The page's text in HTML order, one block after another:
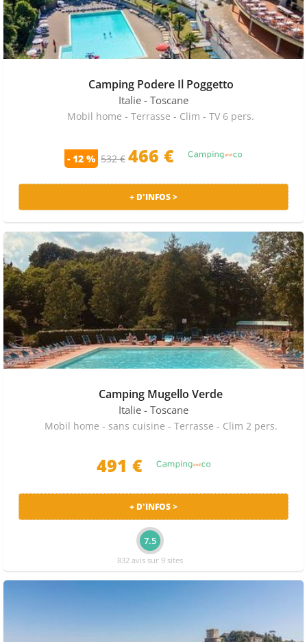
Camping Podere Il Poggetto
Italie - Toscane
Mobil home - Terrasse - Clim - TV 6 pers.
- 12 % 532 € 466 €
+ D'INFOS >
Camping Mugello Verde
Italie - Toscane
Mobil home - sans cuisine - Terrasse - Clim 2 pers.
491 €
+ D'INFOS >
7.5
832 avis sur 9 sites